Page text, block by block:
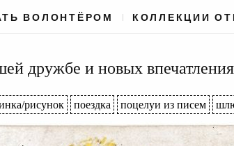
ВОЛОНТЁРОМ КОЛЛЕКЦИИ
дружбе и новых
рисунок поездка поцелуи из писем